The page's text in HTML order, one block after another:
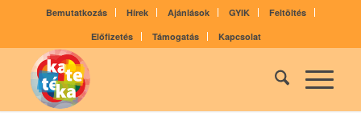
Bemutatkozás Hírek Ajánlások GYIK
Feltöltés
Előfizetés
Támogatás Kapcsolat